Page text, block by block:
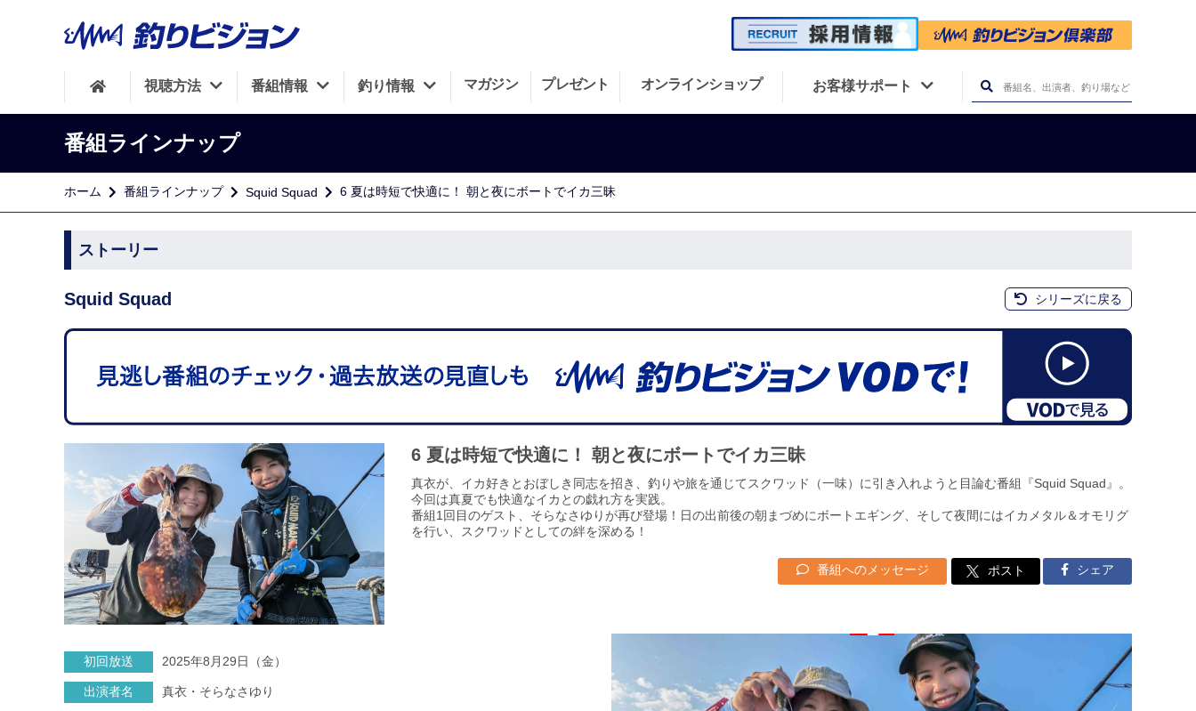
視聴方法 番組情報 釣り情報 マガジン プレゼント オンラインショップ お客様サポート
番組ラインナップ
ホーム 番組ラインナップ Squid Squad 6 夏は時短で快適に！ 朝と夜にボートでイカ三昧
ストーリー
Squid Squad シリーズに戻る
6 夏は時短で快適に！ 朝と夜にボートでイカ三昧
真衣が、イカ好きとおぼしき同志を招き、釣りや旅を通じてスクワッド（一味）に引き入れようと目論む番組『Squid Squad』。
今回は真夏でも快適なイカとの戯れ方を実践。
番組1回目のゲスト、そらなさゆりが再び登場！日の出前後の朝まづめにボートエギング、そして夜間にはイカメタル＆オモリグ
を行い、スクワッドとしての絆を深める！
番組へのメッセージ ポスト シェア
初回放送 2025年8月29日（金）
出演者名 真衣・そらなさゆり